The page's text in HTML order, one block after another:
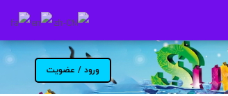
ورود / عضویت